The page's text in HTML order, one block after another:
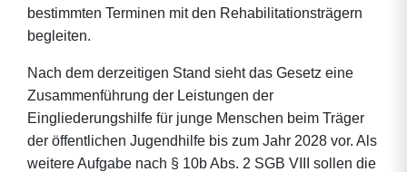
bestimmten Terminen mit den Rehabilitationsträgern
begleiten.
Nach dem derzeitigen Stand sieht das Gesetz eine
Zusammenführung der Leistungen der
Eingliederungshilfe für junge Menschen beim Träger
der öffentlichen Jugendhilfe bis zum Jahr 2028 vor. Als
weitere Aufgabe nach § 10b Abs. 2 SGB VIII sollen die